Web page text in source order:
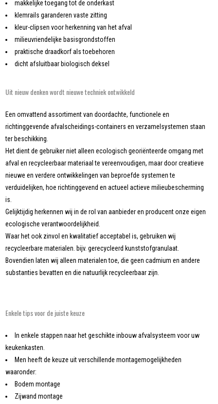
makkelijke toegang tot de onderkast
klemrails garanderen vaste zitting
kleur-clipsen voor herkenning van het afval
milieuvriendelijke basisgrondstoffen
praktische draadkorf als toebehoren
dicht afsluitbaar biologisch deksel
Uit nieuw denken wordt nieuwe techniek ontwikkeld
Een omvattend assortiment van doordachte, functionele en
richtinggevende afvalscheidings-containers en verzamelsystemen staan
ter beschikking.
Het dient de gebruiker niet alleen ecologisch georiënteerde omgang met
afval en recycleerbaar materiaal te vereenvoudigen, maar door creatieve
nieuwe en verdere ontwikkelingen van beproefde systemen te
verduidelijken, hoe richtinggevend en actueel actieve milieubescherming
is.
Gelijktijdig herkennen wij in de rol van aanbieder en producent onze eigen
ecologische verantwoordelijkheid.
Waar het ook zinvol en kwalitatief acceptabel is, gebruiken wij
recycleerbare materialen. bijv. gerecycleerd kunststofgranulaat.
Bovendien laten wij alleen materialen toe, die geen cadmium en andere
substanties bevatten en die natuurlijk recycleerbaar zijn.
Enkele tips voor de juiste keuze
In enkele stappen naar het geschikte inbouw afvalsysteem voor uw
keukenkasten.
Men heeft de keuze uit verschillende montagemogelijkheden
waaronder:
Bodem montage
Zijwand montage